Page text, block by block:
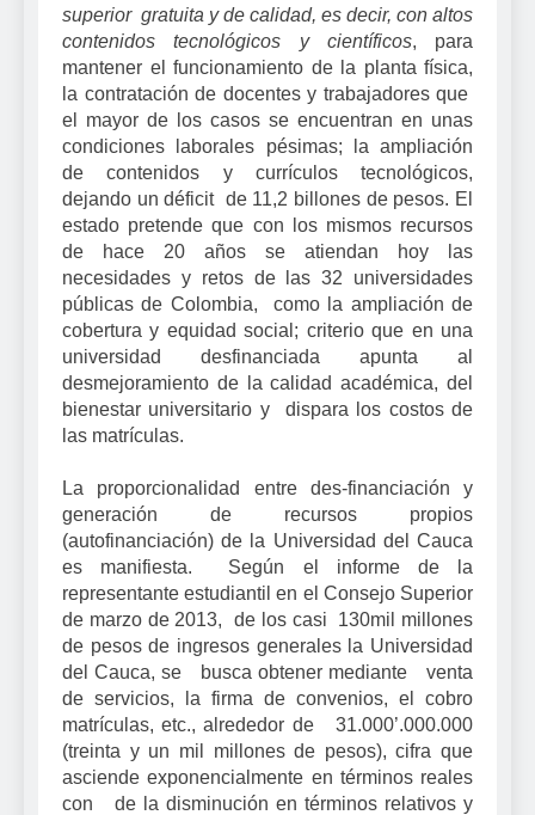
superior gratuita y de calidad, es decir, con altos
contenidos tecnológicos y científicos, para
mantener el funcionamiento de la planta física,
la contratación de docentes y trabajadores que
el mayor de los casos se encuentran en unas
condiciones laborales pésimas; la ampliación
de contenidos y currículos tecnológicos,
dejando un déficit de 11,2 billones de pesos. El
estado pretende que con los mismos recursos
de hace 20 años se atiendan hoy las
necesidades y retos de las 32 universidades
públicas de Colombia, como la ampliación de
cobertura y equidad social; criterio que en una
universidad desfinanciada apunta al
desmejoramiento de la calidad académica, del
bienestar universitario y dispara los costos de
las matrículas.
La proporcionalidad entre des-financiación y
generación de recursos propios
(autofinanciación) de la Universidad del Cauca
es manifiesta. Según el informe de la
representante estudiantil en el Consejo Superior
de marzo de 2013, de los casi 130mil millones
de pesos de ingresos generales la Universidad
del Cauca, se busca obtener mediante venta
de servicios, la firma de convenios, el cobro
matrículas, etc., alrededor de 31.000’.000.000
(treinta y un mil millones de pesos), cifra que
asciende exponencialmente en términos reales
con de la disminución en términos relativos y